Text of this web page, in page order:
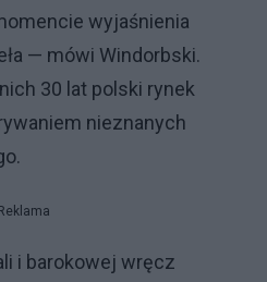
wyjaśnienia
— mówi Windorbski.
30 lat polski rynek
nieznanych
i barokowej wręcz